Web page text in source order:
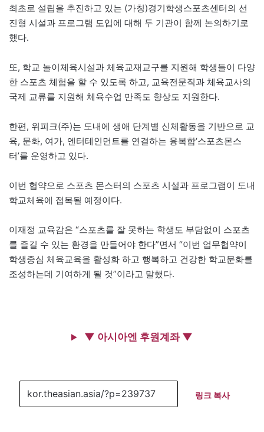
최초로 설립을 추진하고 있는 (가칭)경기학생스포츠센터의 선
진형 시설과 프로그램 도입에 대해 두 기관이 함께 논의하기로
했다.
또, 학교 놀이체육시설과 체육교재교구를 지원해 학생들이 다양
한 스포츠 체험을 할 수 있도록 하고, 교육전문직과 체육교사의
국제 교류를 지원해 체육수업 만족도 향상도 지원한다.
한편, 위피크(주)는 도내에 생애 단계별 신체활동을 기반으로 교
육, 문화, 여가, 엔터테인먼트를 연결하는 융복합‘스포츠몬스
터’를 운영하고 있다.
이번 협약으로 스포츠 몬스터의 스포츠 시설과 프로그램이 도내
학교체육에 접목될 예정이다.
이재정 교육감은 “스포츠를 잘 못하는 학생도 부담없이 스포츠
를 즐길 수 있는 환경을 만들어야 한다”면서 “이번 업무협약이
학생중심 체육교육을 활성화 하고 행복하고 건강한 학교문화를
조성하는데 기여하게 될 것”이라고 말했다.
▼ 아시아엔 후원계좌 ▼
링크 복사